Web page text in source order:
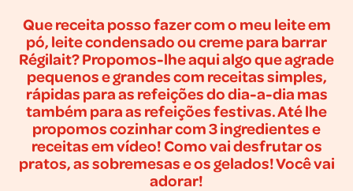
Que receita posso fazer com o meu leite em
pó, leite condensado ou creme para barrar
Régilait? Propomos-lhe aqui algo que agrade
pequenos e grandes com receitas simples,
rápidas para as refeições do dia-a-dia mas
também para as refeições festivas. Até lhe
propomos cozinhar com 3 ingredientes e
receitas em vídeo! Como vai desfrutar os
pratos, as sobremesas e os gelados! Você vai
adorar!